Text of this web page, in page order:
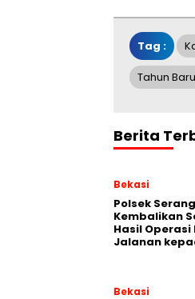
Tag :
Tahun
Berita
Bekasi
Polsek
Kembalikan
Hasil
Jalanan
Bekasi